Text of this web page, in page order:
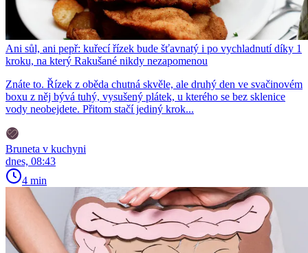
Ani sůl, ani pepř: kuřecí řízek bude šťavnatý i po vychladnutí díky 1
kroku, na který Rakušané nikdy nezapomenou
Znáte to. Řízek z oběda chutná skvěle, ale druhý den ve svačinovém
boxu z něj bývá tuhý, vysušený plátek, u kterého se bez sklenice
vody neobejdete. Přitom stačí jediný krok...
Bruneta v kuchyni
dnes, 08:43
4 min